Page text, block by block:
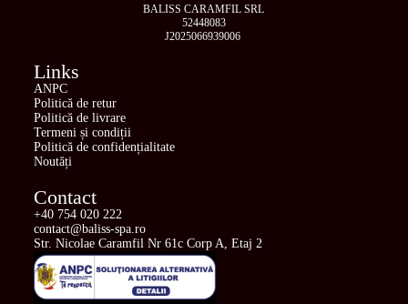
BALISS CARAMFIL SRL
52448083
J2025066939006
Links
ANPC
Politică de retur
Politică de livrare
Termeni și condiții
Politică de confidențialitate
Noutăți
Contact
+40 754 020 222
contact@baliss-spa.ro
Str. Nicolae Caramfil Nr 61c Corp A, Etaj 2